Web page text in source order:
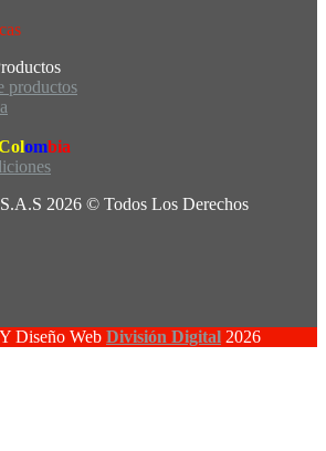
productos
ombia
2026 © Todos Los Derechos
Diseño Web División Digital 2026